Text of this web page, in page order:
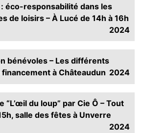
éco-responsabilité dans les
de loisirs – À Lucé de 14h à 16h
2024
bénévoles – Les différents
à Châteaudun 2024
“L’œil du loup” par Cie Ô – Tout
salle des fêtes à Unverre
2024